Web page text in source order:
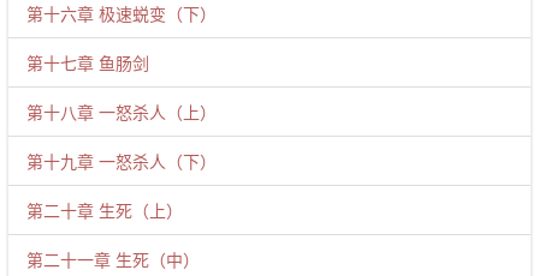
第十六章 极速蜕变（下）
第十七章 鱼肠剑
第十八章 一怒杀人（上）
第十九章 一怒杀人（下）
第二十章 生死（上）
第二十一章 生死（中）